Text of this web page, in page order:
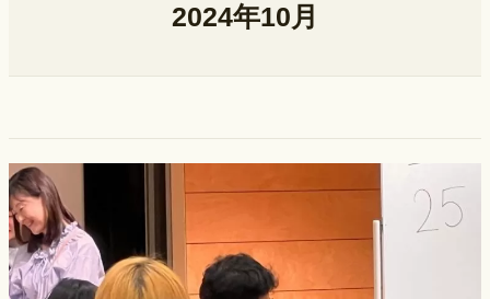
2024年10月